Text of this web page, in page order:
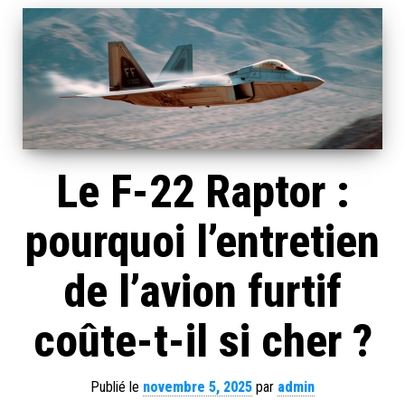
Le F-22 Raptor :
pourquoi l’entretien
de l’avion furtif
coûte-t-il si cher ?
Publié le novembre 5, 2025 par admin